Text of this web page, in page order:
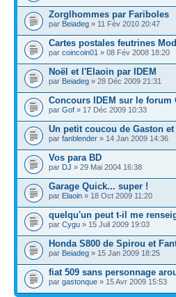
Zorglhommes par Fariboles
par Beiadeg » 11 Fév 2010 20:47
Cartes postales feutrines
par coincoin01 » 08 Fév 2008 18:20
Noël et l'Elaoin par IDEM
par Beiadeg » 28 Déc 2009 21:31
Concours IDEM sur le forum
par Gof » 17 Déc 2009 10:33
Un petit coucou de Gaston et
par fanblender » 14 Jan 2009 14:36
Vos para BD
par DJ » 29 Mai 2004 16:38
Garage Quick... super !
par Elaoin » 18 Oct 2009 11:20
quelqu'un peut t-il me
par Cygu » 15 Juil 2009 19:03
Honda S800 de Spirou et
par Beiadeg » 15 Jan 2009 18:25
fiat 509 sans personnage
par gastonque » 15 Avr 2009 15:53